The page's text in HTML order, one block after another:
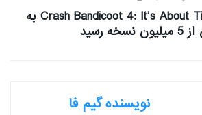
فروش بازی Crash Bandicoot 4: It’s About Time به
نسخه رسید
نویسنده گیم فا